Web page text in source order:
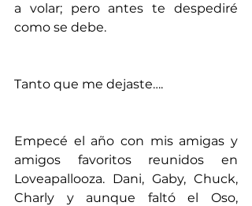
a volar; pero antes te despediré
como se debe.
Tanto que me dejaste….
Empecé el año con mis amigas y
amigos favoritos reunidos en
Loveapallooza. Dani, Gaby, Chuck,
Charly y aunque faltó el Oso,